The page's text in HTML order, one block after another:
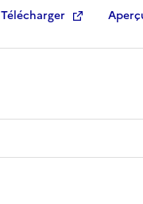
Télécharger